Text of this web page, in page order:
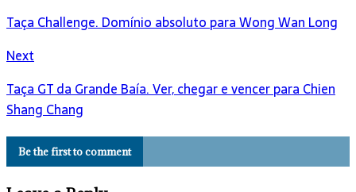
Taça Challenge. Domínio absoluto para Wong Wan Long
Next
Taça GT da Grande Baía. Ver, chegar e vencer para Chien
Shang Chang
Be the first to comment